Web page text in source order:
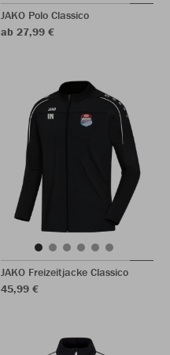
JAKO Polo Classico
ab 27,99 €
JAKO Freizeitjacke Classico
45,99 €